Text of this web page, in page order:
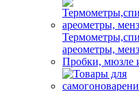
ареометры,
Пробки, мюзле